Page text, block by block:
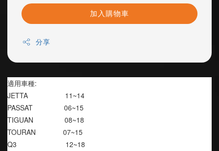
加入購物車
分享
適用車種:
JETTA                   11~14
PASSAT                06~15
TIGUAN                08~18
TOURAN              07~15
Q3                         12~18